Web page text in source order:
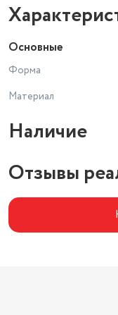
Основные
Форма
Материал
Наличие
Отзывы